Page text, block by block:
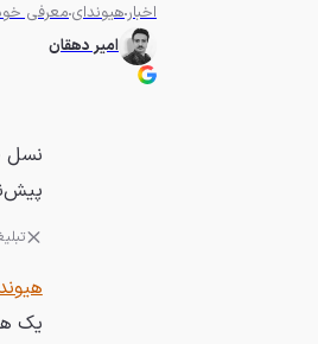
اخبارهیوندایمعرفی
امیر دهقان
یک